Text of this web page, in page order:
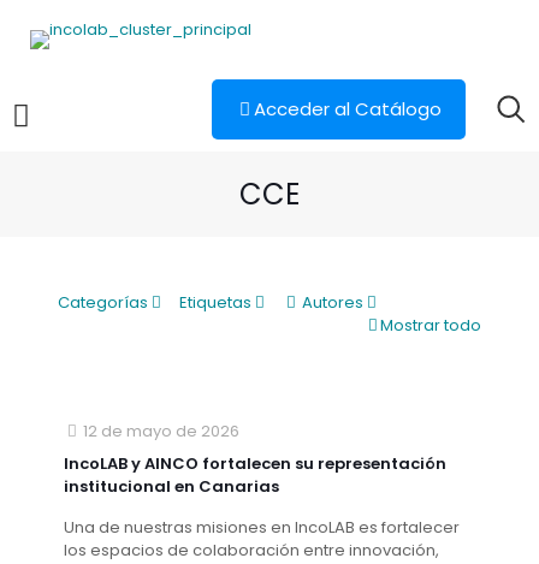
Acceder al Catálogo
CCE
Categorías Etiquetas
Autores
Mostrar todo
12 de mayo de 2026
IncoLAB y AINCO fortalecen su representación
institucional en Canarias
Una de nuestras misiones en IncoLAB es fortalecer
los espacios de colaboración entre innovación,